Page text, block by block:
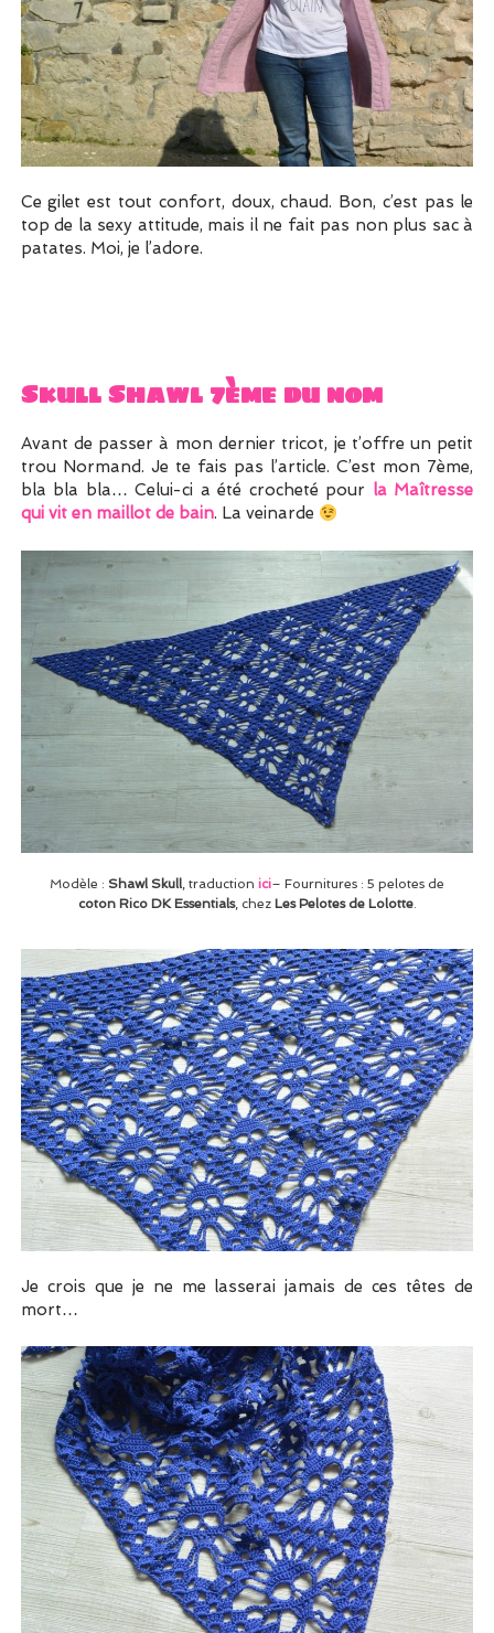
Ce gilet est tout confort, doux, chaud. Bon, c’est pas le
top de la sexy attitude, mais il ne fait pas non plus sac à
patates. Moi, je l’adore.
Skull Shawl 7ème du nom
Avant de passer à mon dernier tricot, je t’offre un petit
trou Normand. Je te fais pas l’article. C’est mon 7ème,
bla bla bla… Celui-ci a été crocheté pour la Maîtresse
qui vit en maillot de bain. La veinarde
Modèle : Shawl Skull , traduction ici– Fournitures : 5 pelotes de
coton Rico DK Essentials, chez Les Pelotes de Lolotte.
Je crois que je ne me lasserai jamais de ces têtes de
mort…